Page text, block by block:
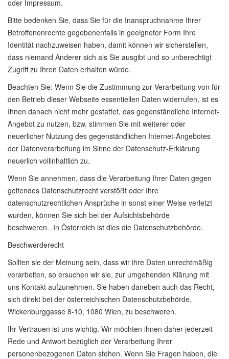
oder Impressum.
Bitte bedenken Sie, dass Sie für die Inanspruchnahme Ihrer
Betroffenenrechte gegebenenfalls in geeigneter Form Ihre
Identität nachzuweisen haben, damit können wir sicherstellen,
dass niemand Anderer sich als Sie ausgibt und so unberechtigt
Zugriff zu Ihren Daten erhalten würde.
Beachten Sie: Wenn Sie die Zustimmung zur Verarbeitung von für
den Betrieb dieser Webseite essentiellen Daten widerrufen, ist es
Ihnen danach nicht mehr gestattet, das gegenständliche Internet-
Angebot zu nutzen, bzw. stimmen Sie mit weiterer oder
neuerlicher Nutzung des gegenständlichen Internet-Angebotes
der Datenverarbeitung im Sinne der Datenschutz-Erklärung
neuerlich vollinhaltlich zu.
Wenn Sie annehmen, dass die Verarbeitung Ihrer Daten gegen
geltendes Datenschutzrecht verstößt oder Ihre
datenschutzrechtlichen Ansprüche in sonst einer Weise verletzt
wurden, können Sie sich bei der Aufsichtsbehörde
beschweren. In Österreich ist dies die Datenschutzbehörde.
Beschwerderecht
Sollten sie der Meinung sein, dass wir ihre Daten unrechtmäßig
verarbeiten, so ersuchen wir sie, zur umgehenden Klärung mit
uns Kontakt aufzunehmen. Sie haben daneben auch das Recht,
sich direkt bei der österreichischen Datenschutzbehörde,
Wickenburggasse 8-10, 1080 Wien, zu beschweren.
Ihr Vertrauen ist uns wichtig. Wir möchten ihnen daher jederzeit
Rede und Antwort bezüglich der Verarbeitung Ihrer
personenbezogenen Daten stehen. Wenn Sie Fragen haben, die